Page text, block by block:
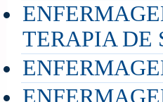
TERAPIA DE